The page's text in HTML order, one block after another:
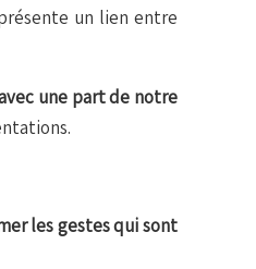
un lien entre
une part de notre
les gestes qui sont